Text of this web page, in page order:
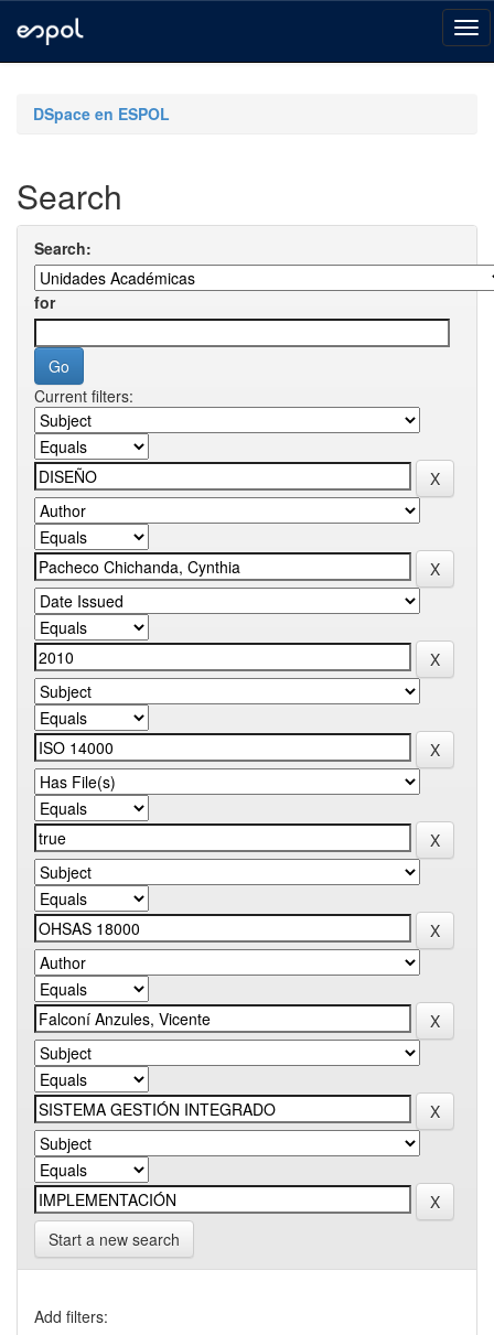
navigationDSpace en ESPOL
Search
Search:
for
Current filters:
Start a new search
Add filters: